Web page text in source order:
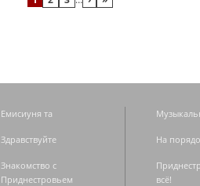
Емисиуня та
Здравствуйте
Знакомство с
Приднестровьем
На
всё!